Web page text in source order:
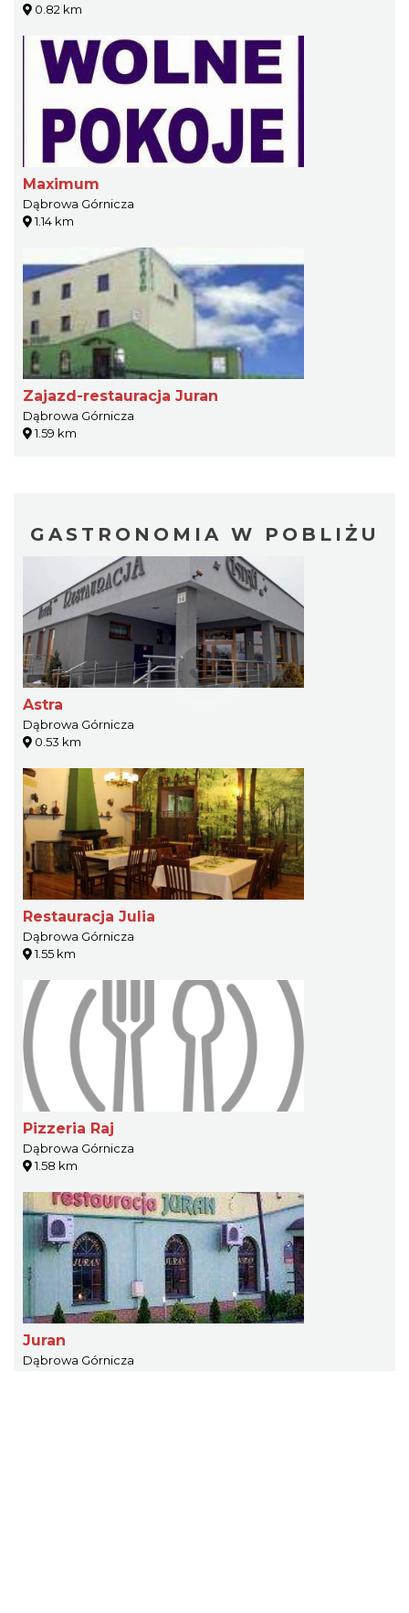
0.82 km
Maximum
Dąbrowa Górnicza
1.14 km
Zajazd-restauracja Juran
Dąbrowa Górnicza
1.59 km
GASTRONOMIA W POBLIŻU
Astra
Dąbrowa Górnicza
0.53 km
Restauracja Julia
Dąbrowa Górnicza
1.55 km
Pizzeria Raj
Dąbrowa Górnicza
1.58 km
Juran
Dąbrowa Górnicza